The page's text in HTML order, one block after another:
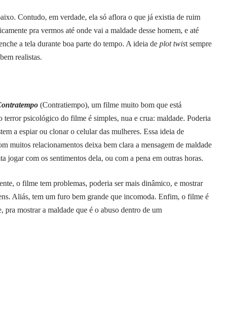
Contudo, em verdade, ela só aflora o que já existia de ruim
pra vermos até onde vai a maldade desse homem, e até
a tela durante boa parte do tempo. A ideia de plot twist sempre
realistas.
(Contratiempo), um filme muito bom que está
psicológico do filme é simples, nua e crua: maldade. Poderia
a espiar ou clonar o celular das mulheres. Essa ideia de
muitos relacionamentos deixa bem clara a mensagem de maldade
jogar com os sentimentos dela, ou com a pena em outras horas.
o filme tem problemas, poderia ser mais dinâmico, e mostrar
Aliás, tem um furo bem grande que incomoda. Enfim, o filme é
mostrar a maldade que é o abuso dentro de um